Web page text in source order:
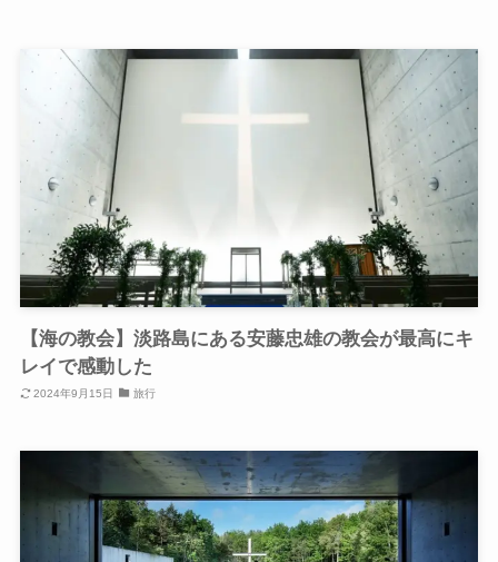
【海の教会】淡路島にある安藤忠雄の教会が最高にキ
レイで感動した
2024年9月15日 旅行